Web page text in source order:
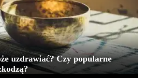
uzdrawiać? Czy popularne